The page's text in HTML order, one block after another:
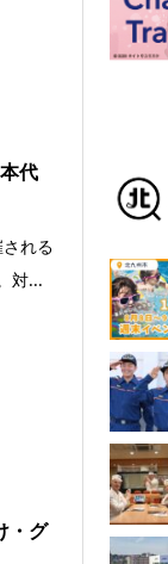
代
れる
対...
・グ